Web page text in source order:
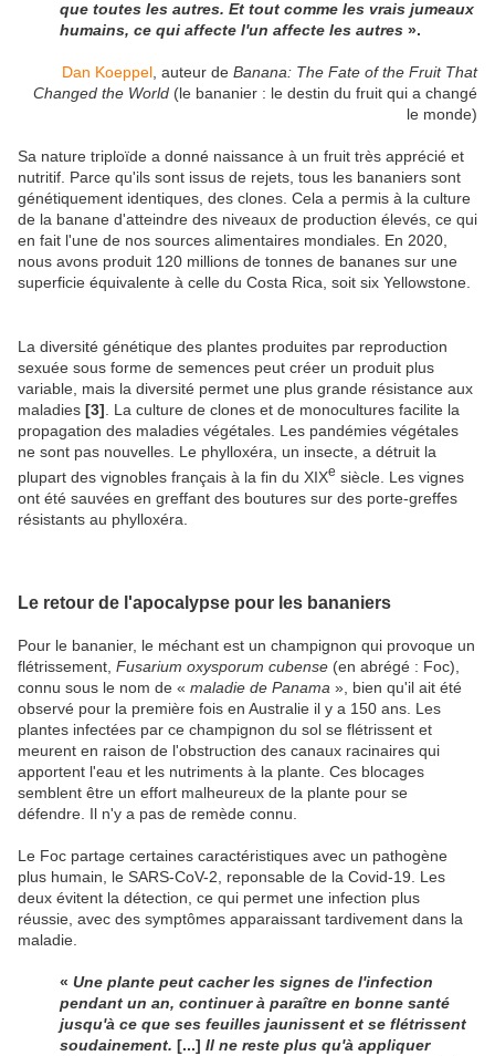
que toutes les autres. Et tout comme les vrais jumeaux
humains, ce qui affecte l'un affecte les autres».
Dan Koeppel, auteur de Banana: The Fate of the Fruit That
Changed the World (le bananier : le destin du fruit qui a changé
le monde)
Sa nature triploïde a donné naissance à un fruit très apprécié et
nutritif. Parce qu'ils sont issus de rejets, tous les bananiers sont
génétiquement identiques, des clones. Cela a permis à la culture
de la banane d'atteindre des niveaux de production élevés, ce qui
en fait l'une de nos sources alimentaires mondiales. En 2020,
nous avons produit 120 millions de tonnes de bananes sur une
superficie équivalente à celle du Costa Rica, soit six Yellowstone.
La diversité génétique des plantes produites par reproduction
sexuée sous forme de semences peut créer un produit plus
variable, mais la diversité permet une plus grande résistance aux
maladies [3]. La culture de clones et de monocultures facilite la
propagation des maladies végétales. Les pandémies végétales
ne sont pas nouvelles. Le phylloxéra, un insecte, a détruit la
plupart des vignobles français à la fin du XIXe siècle. Les vignes
ont été sauvées en greffant des boutures sur des porte-greffes
résistants au phylloxéra.
Le retour de l'apocalypse pour les bananiers
Pour le bananier, le méchant est un champignon qui provoque un
flétrissement, Fusarium oxysporum cubense (en abrégé : Foc),
connu sous le nom de « maladie de Panama », bien qu'il ait été
observé pour la première fois en Australie il y a 150 ans. Les
plantes infectées par ce champignon du sol se flétrissent et
meurent en raison de l'obstruction des canaux racinaires qui
apportent l'eau et les nutriments à la plante. Ces blocages
semblent être un effort malheureux de la plante pour se
défendre. Il n'y a pas de remède connu.
Le Foc partage certaines caractéristiques avec un pathogène
plus humain, le SARS-CoV-2, reponsable de la Covid-19. Les
deux évitent la détection, ce qui permet une infection plus
réussie, avec des symptômes apparaissant tardivement dans la
maladie.
« Une plante peut cacher les signes de l'infection
pendant un an, continuer à paraître en bonne santé
jusqu'à ce que ses feuilles jaunissent et se flétrissent
soudainement. [...] Il ne reste plus qu'à appliquer